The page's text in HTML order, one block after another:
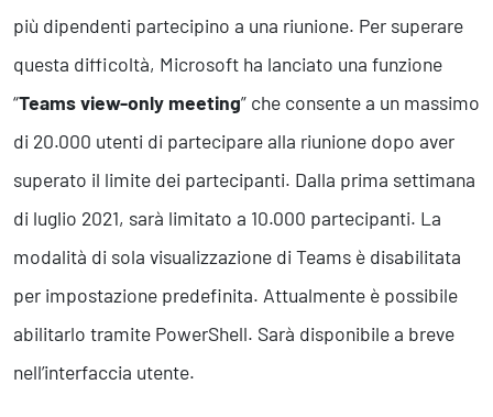
Project Management
Finanza & Gestione Economica
Risk Management
Sistemi di Gestione
Safety
Sicurezza sul Lavoro
Assistenza Ambientale
Sicurezza Alimentare
Cyber Security
più dipendenti partecipino a una riunione. Per superare
questa difficoltà, Microsoft ha lanciato una funzione
“Teams view-only meeting” che consente a un massimo
di 20.000 utenti di partecipare alla riunione dopo aver
superato il limite dei partecipanti. Dalla prima settimana
di luglio 2021, sarà limitato a 10.000 partecipanti. La
modalità di sola visualizzazione di Teams è disabilitata
per impostazione predefinita. Attualmente è possibile
abilitarlo tramite PowerShell. Sarà disponibile a breve
nell’interfaccia utente.